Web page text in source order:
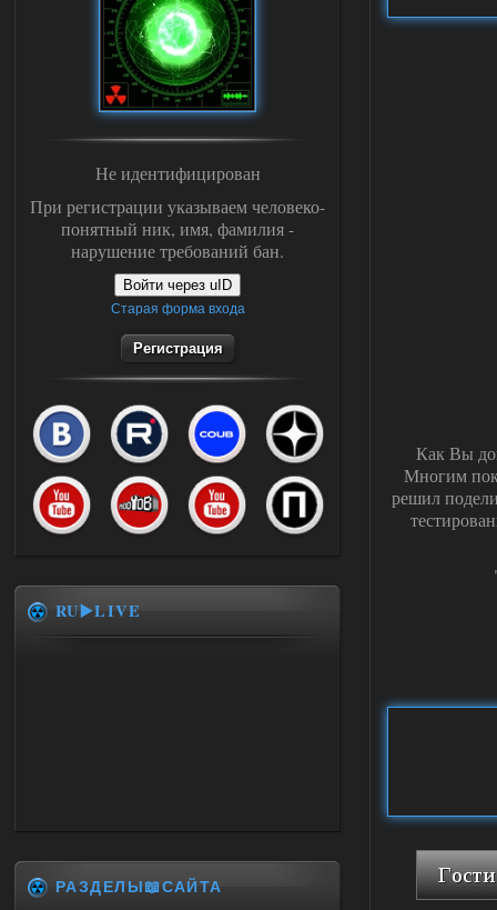
Как Вы
Многим
решил
Не идентифицирован
При регистрации указываем человеко-
понятный ник, имя, фамилия -
нарушение требований бан.
Войти через uID
Старая форма входа
Регистрация
RU▶️LIVE
РАЗДЕЛЫ📖САЙТА